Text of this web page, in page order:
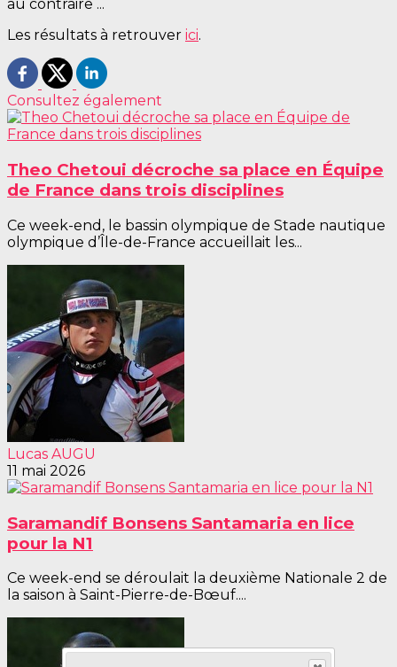
au contraire ...
Les résultats à retrouver ici.
Consultez également
Theo Chetoui décroche sa place en Équipe
de France dans trois disciplines
Ce week-end, le bassin olympique de Stade nautique
olympique d’Île-de-France accueillait les...
Lucas AUGU
11 mai 2026
Saramandif Bonsens Santamaria en lice
pour la N1
Ce week-end se déroulait la deuxième Nationale 2 de
la saison à Saint-Pierre-de-Bœuf....